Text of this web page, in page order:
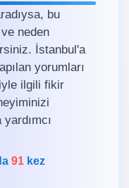
bu
neden
İstanbul'a
yorumları
ilgili fikir
91 kez